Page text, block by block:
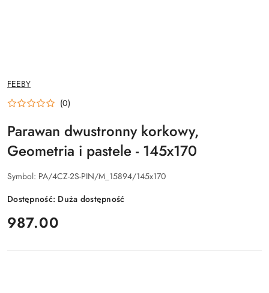
NAZWA
PRODUCENTA:
FEEBY
(0)
Parawan dwustronny korkowy,
Geometria i pastele - 145x170
Symbol: PA/4CZ-2S-PIN/M_15894/145x170
Dostępność: Duża dostępność
cena:
987.00